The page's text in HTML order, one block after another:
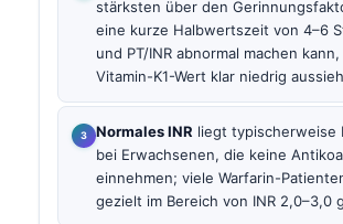
stärksten über den
eine kurze Halbwertszeit von 4–6
und PT/INR abnormal machen
Vitamin-K1-Wert klar niedrig
Normales INR liegt typischerweise
bei Erwachsenen, die keine
einnehmen; viele Warfarin-
gezielt im Bereich von INR 2,0–3,0